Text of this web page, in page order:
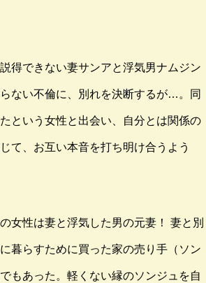
得できない妻サンアと浮気男ナムジン
ない不倫に、別れを決断するが…。同
という女性と出会い、自分とは関係の
て、お互い本音を打ち明け合うよう
女性は妻と浮気した男の元妻！ 妻と別
暮らすために買った家の売り手（ソン
もあった。軽くない縁のソンジュを自